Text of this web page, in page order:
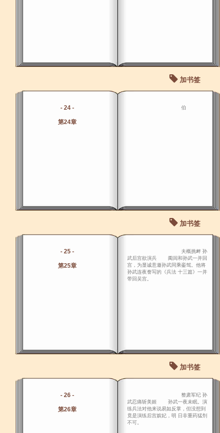
加书签
- 24 -
第24章
伯
加书签
- 25 -
第25章
夫概挑衅 孙
武后宫欲演兵 阖闾和孙武一并回
宫，为显诚意邀孙武同乘銮驾。他将
孙武连夜誊写的《兵法 十三篇》一并
带回吴宫。
加书签
- 26 -
第26章
整肃军纪 孙
武忍痛斩美姬 孙武一夜未眠。演
练兵法对他来说易如反掌，但没想到
竟是演练后宫嫔妃，明 日非重药猛剂
不可。